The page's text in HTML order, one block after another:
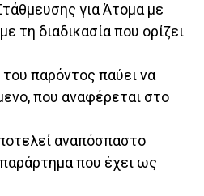
για Άτομα με
τη διαδικασία που ορίζει
παρόντος παύει να
που αναφέρεται στο
αναπόσπαστο
που έχει ως